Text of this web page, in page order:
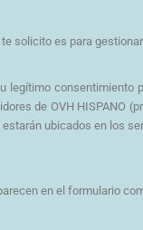
solicito es para
de OVH HISPANO
ubicados en los
en el formulario